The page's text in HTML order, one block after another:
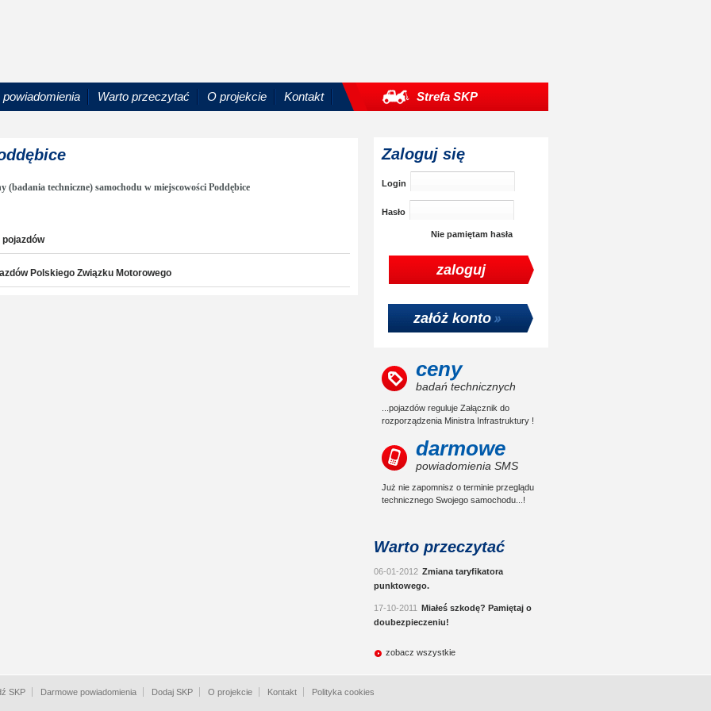
Warto przeczytać O projekcie Kontakt Strefa SKP
techniczne) samochodu w miejscowości Poddębice
Polskiego Związku Motorowego
Zaloguj się
Login
Hasło
Nie pamiętam hasła
załóż konto
ceny
badań technicznych
...pojazdów reguluje Załącznik do
rozporządzenia Ministra Infrastruktury !
darmowe
powiadomienia SMS
Już nie zapomnisz o terminie przeglądu
technicznego Swojego samochodu...!
Warto przeczytać
06-01-2012 Zmiana taryfikatora
punktowego.
17-10-2011 Miałeś szkodę? Pamiętaj o
doubezpieczeniu!
zobacz wszystkie
SKP Darmowe powiadomienia Dodaj SKP O projekcie Kontakt Polityka cookies